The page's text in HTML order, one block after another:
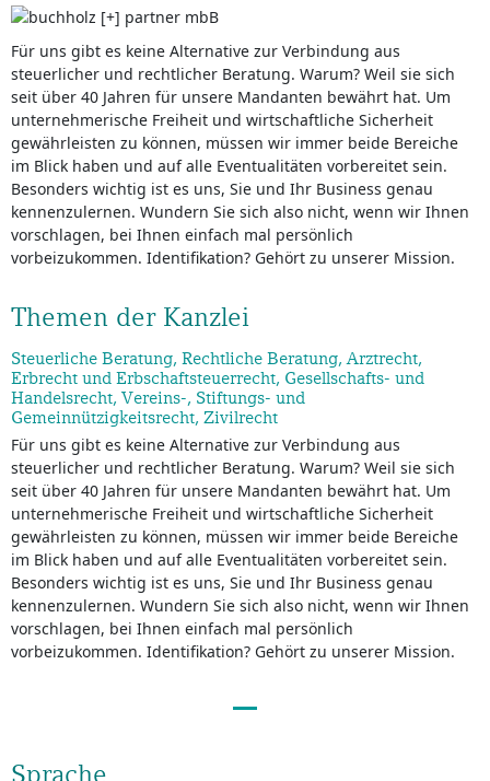
Für uns gibt es keine Alternative zur Verbindung aus
steuerlicher und rechtlicher Beratung. Warum? Weil sie sich
seit über 40 Jahren für unsere Mandanten bewährt hat. Um
unternehmerische Freiheit und wirtschaftliche Sicherheit
gewährleisten zu können, müssen wir immer beide Bereiche
im Blick haben und auf alle Eventualitäten vorbereitet sein.
Besonders wichtig ist es uns, Sie und Ihr Business genau
kennenzulernen. Wundern Sie sich also nicht, wenn wir Ihnen
vorschlagen, bei Ihnen einfach mal persönlich
vorbeizukommen. Identifikation? Gehört zu unserer Mission.
Themen der Kanzlei
Steuerliche Beratung, Rechtliche Beratung, Arztrecht,
Erbrecht und Erbschaftsteuerrecht, Gesellschafts- und
Handelsrecht, Vereins-, Stiftungs- und
Gemeinnützigkeitsrecht, Zivilrecht
Für uns gibt es keine Alternative zur Verbindung aus
steuerlicher und rechtlicher Beratung. Warum? Weil sie sich
seit über 40 Jahren für unsere Mandanten bewährt hat. Um
unternehmerische Freiheit und wirtschaftliche Sicherheit
gewährleisten zu können, müssen wir immer beide Bereiche
im Blick haben und auf alle Eventualitäten vorbereitet sein.
Besonders wichtig ist es uns, Sie und Ihr Business genau
kennenzulernen. Wundern Sie sich also nicht, wenn wir Ihnen
vorschlagen, bei Ihnen einfach mal persönlich
vorbeizukommen. Identifikation? Gehört zu unserer Mission.
Sprache